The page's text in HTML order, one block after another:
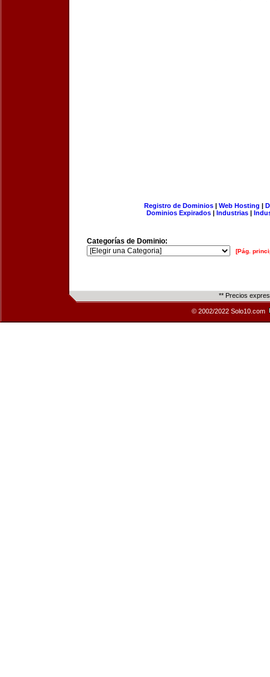
Registro de Dominios| Web Hosting |
Dominios Expirados | Industrias |
Categorías de Dominio:
[Pág.
** Precios
© 2002/2022 Solo10.com